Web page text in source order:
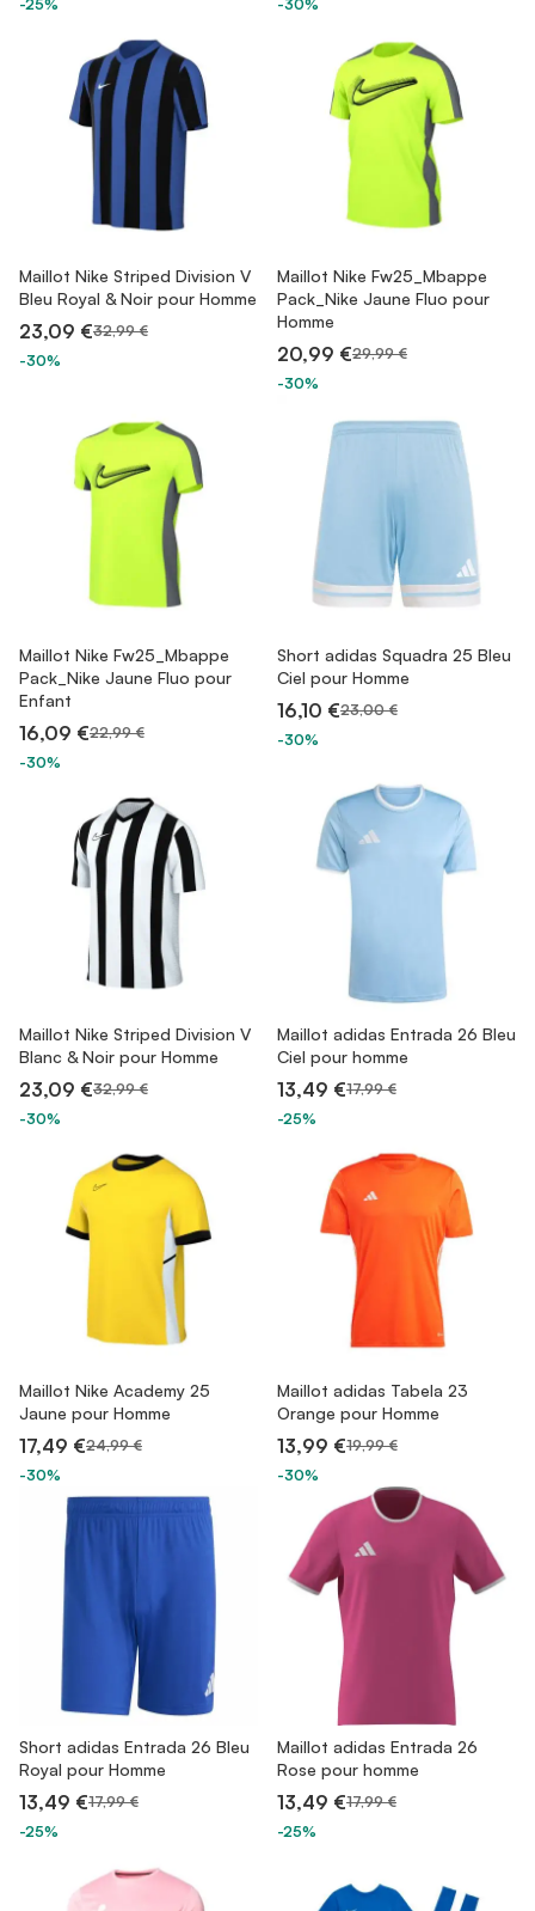
-25% -30%
Maillot Nike Striped Division V
Bleu Royal & Noir pour Homme
23,09 €32,99 €
-30%
Maillot Nike Fw25_Mbappe
Pack_Nike Jaune Fluo pour
Homme
20,99 €29,99 €
-30%
Maillot Nike Fw25_Mbappe
Pack_Nike Jaune Fluo pour
Enfant
16,09 €22,99 €
-30%
Short adidas Squadra 25 Bleu
Ciel pour Homme
16,10 €23,00 €
-30%
Maillot Nike Striped Division V
Blanc & Noir pour Homme
23,09 €32,99 €
-30%
Maillot adidas Entrada 26 Bleu
Ciel pour homme
13,49 €17,99 €
-25%
Maillot Nike Academy 25
Jaune pour Homme
17,49 €24,99 €
-30%
Maillot adidas Tabela 23
Orange pour Homme
13,99 €19,99 €
-30%
Short adidas Entrada 26 Bleu
Royal pour Homme
13,49 €17,99 €
-25%
Maillot adidas Entrada 26
Rose pour homme
13,49 €17,99 €
-25%